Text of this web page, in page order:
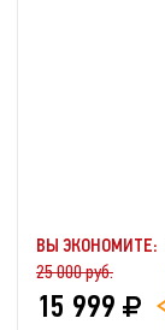
ВЫ ЭКОНОМИТЕ:
25 000 руб.
15 999